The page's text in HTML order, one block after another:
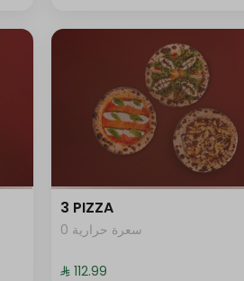
3 PIZZA
0 سعرة حرارية
⁨⁦‪‬ 112.99⁩